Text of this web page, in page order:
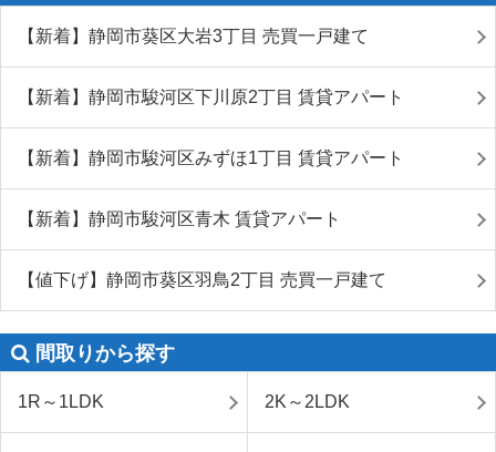
【新着】静岡市葵区大岩3丁目 売買一戸建て
【新着】静岡市駿河区下川原2丁目 賃貸アパート
【新着】静岡市駿河区みずほ1丁目 賃貸アパート
【新着】静岡市駿河区青木 賃貸アパート
【値下げ】静岡市葵区羽鳥2丁目 売買一戸建て
間取りから探す
1R～1LDK 2K～2LDK